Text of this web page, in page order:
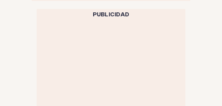
PUBLICIDAD